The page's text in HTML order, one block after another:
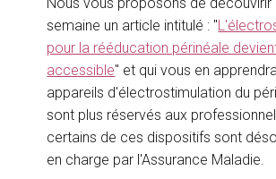
semaine un article intitulé : "
pour la rééducation périnéale
accessible" et qui vous en
appareils d'électrostimulation du
sont plus réservés aux
certains de ces dispositifs sont
en charge par l'Assurance Maladie.